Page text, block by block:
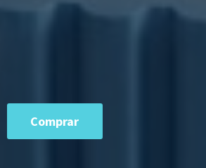
Comprar